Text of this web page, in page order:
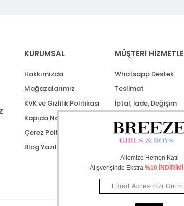
KURUMSAL
Hakkımızda
Mağazalarımız
KVK ve Gizlilik Politikası
Kapıda Nakit Ödeme
Çerez Politikası
Blog Yazıları
MÜŞTERİ
Whatsapp Destek
Teslimat
İptal, İade, Değişim